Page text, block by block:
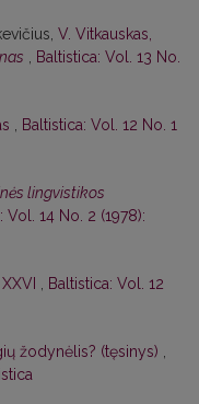
V. Vitkauskas,
Baltistica: Vol. 13 No.
Baltistica: Vol. 12 No. 1
lingvistikos
Vol. 14 No. 2 (1978):
Baltistica: Vol. 12
žodynėlis? (tęsinys)